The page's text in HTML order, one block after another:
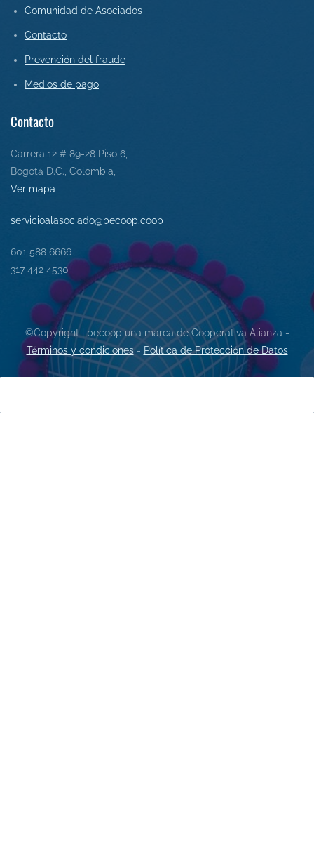
Comunidad de Asociados
Contacto
Prevención del fraude
Medios de pago
Contacto
Carrera 12 # 89-28 Piso 6,
Bogotá D.C., Colombia,
Ver mapa
servicioalasociado@becoop.coop
601 588 6666
317 442 4530
©Copyright | becoop una marca de Cooperativa Alianza -
Términos y condiciones- Política de Protección de Datos